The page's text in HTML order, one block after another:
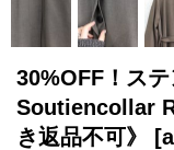
30%OFF！ス
Soutiencollar
き返品不可》